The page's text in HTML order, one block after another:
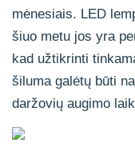
mėnesiais. LED
šiuo metu jos yra
kad užtikrinti
šiluma galėtų būti
daržovių augimo